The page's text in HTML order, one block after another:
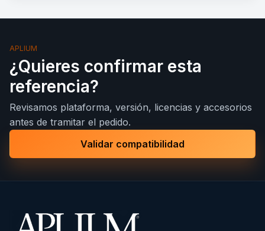
APLIUM
¿Quieres confirmar esta
referencia?
Revisamos plataforma, versión, licencias y accesorios
antes de tramitar el pedido.
Validar compatibilidad